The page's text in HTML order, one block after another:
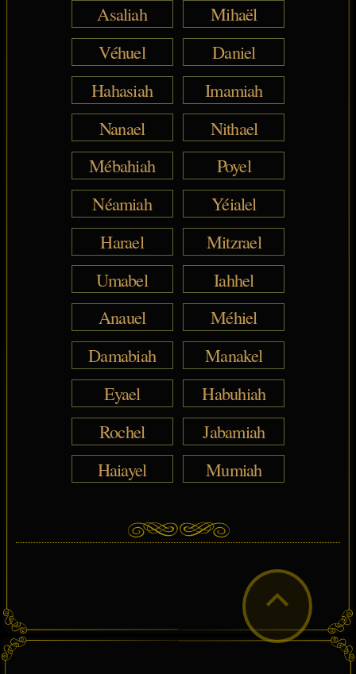
Asaliah
Mihaël
Véhuel
Daniel
Hahasiah
Imamiah
Nanael
Nithael
Mébahiah
Poyel
Néamiah
Yéialel
Harael
Mitzrael
Umabel
Iahhel
Anauel
Méhiel
Damabiah
Manakel
Eyael
Habuhiah
Rochel
Jabamiah
Haiayel
Mumiah